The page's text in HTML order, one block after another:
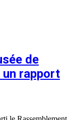
de
rapport